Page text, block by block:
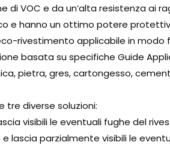
di VOC e da un’alta resistenza ai
e hanno un ottimo potere
eco-rivestimento applicabile in
basata su specifiche Guide
pietra, gres, cartongesso,
tre diverse soluzioni:
visibili le eventuali fughe del
lascia parzialmente visibili le